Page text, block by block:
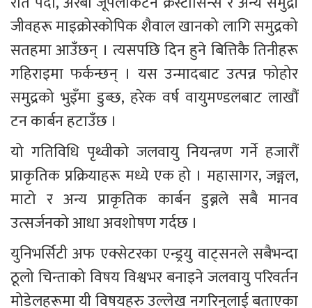
जीवहरू माइक्रोस्कोपिक शैवाल खानको लागि समुद्रको
सतहमा आउँछन् । त्यसपछि दिन हुने बित्तिकै तिनीहरू
गहिराइमा फर्कन्छन् । यस उन्मादबाट उत्पन्न फोहोर
समुद्रको भुइँमा डुब्छ, हरेक वर्ष वायुमण्डलबाट लाखौं
टन कार्बन हटाउँछ ।
यो गतिविधि पृथ्वीको जलवायु नियन्त्रण गर्ने हजारौं
प्राकृतिक प्रक्रियाहरू मध्ये एक हो । महासागर, जङ्गल,
माटो र अन्य प्राकृतिक कार्बन डुब्नले सबै मानव
उत्सर्जनको आधा अवशोषण गर्दछ ।
युनिभर्सिटी अफ एक्सेटरका एन्ड्रयु वाट्सनले सबैभन्दा
ठूलो चिन्ताको विषय विश्वभर बनाइने जलवायु परिवर्तन
मोडेलहरूमा यी विषयहरु उल्लेख नगरिनुलाई बताएका